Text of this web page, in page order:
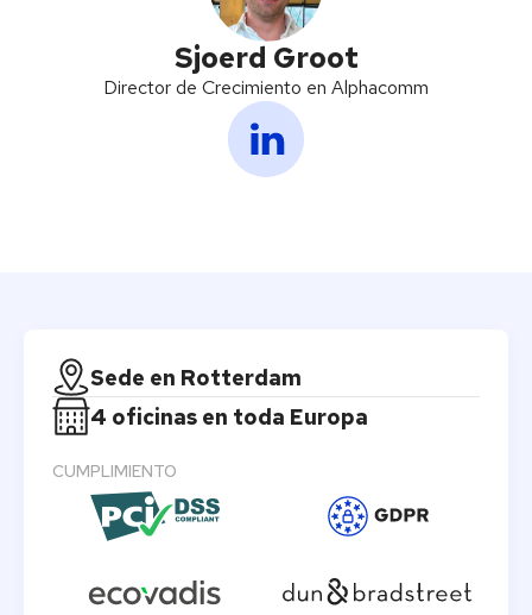
Sjoerd Groot
Director de Crecimiento en Alphacomm
Sede en Rotterdam
4 oficinas en toda Europa
CUMPLIMIENTO